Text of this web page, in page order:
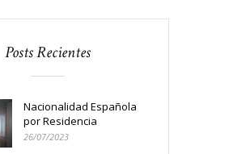
Posts Recientes
Nacionalidad Española
por Residencia
26/07/2023